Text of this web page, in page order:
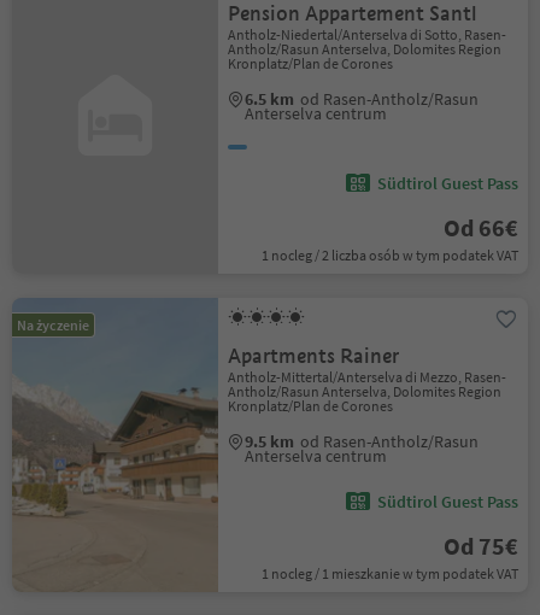
Pension Appartement Santl
Antholz-Niedertal/Anterselva di Sotto, Rasen-
Antholz/Rasun Anterselva, Dolomites Region
Kronplatz/Plan de Corones
6.5 km od Rasen-Antholz/Rasun
Anterselva centrum
Südtirol Guest Pass
Od 66€
1 nocleg / 2 liczba osób w tym podatek VAT
Na życzenie
Apartments Rainer
Antholz-Mittertal/Anterselva di Mezzo, Rasen-
Antholz/Rasun Anterselva, Dolomites Region
Kronplatz/Plan de Corones
9.5 km od Rasen-Antholz/Rasun
Anterselva centrum
Südtirol Guest Pass
Od 75€
1 nocleg / 1 mieszkanie w tym podatek VAT